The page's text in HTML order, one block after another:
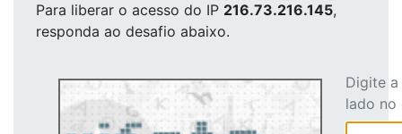
Para liberar o acesso do IP 216.73.216.145,
responda ao desafio abaixo.
Digite
lado no